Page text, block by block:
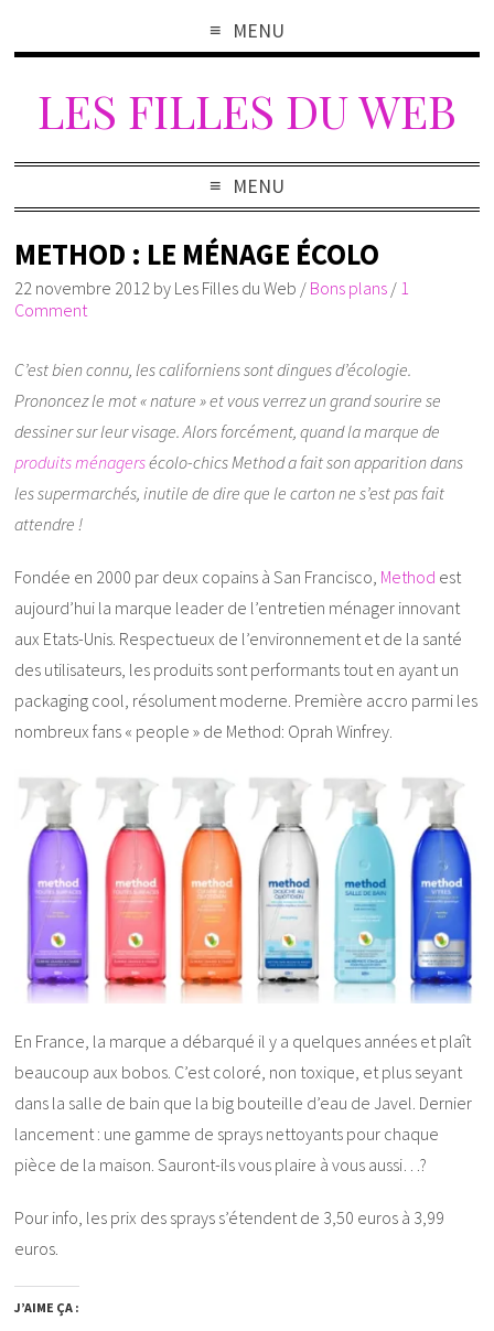
MENU
LES FILLES DU WEB
MENU
METHOD : LE MÉNAGE ÉCOLO
22 novembre 2012 by Les Filles du Web / Bons plans / 1
Comment
C’est bien connu, les californiens sont dingues d’écologie.
Prononcez le mot « nature » et vous verrez un grand sourire se
dessiner sur leur visage. Alors forcément, quand la marque de
produits ménagersécolo-chics Method a fait son apparition dans
les supermarchés, inutile de dire que le carton ne s’est pas fait
attendre !
Fondée en 2000 par deux copains à San Francisco, Method est
aujourd’hui la marque leader de l’entretien ménager innovant
aux Etats-Unis. Respectueux de l’environnement et de la santé
des utilisateurs, les produits sont performants tout en ayant un
packaging cool, résolument moderne. Première accro parmi les
nombreux fans « people » de Method: Oprah Winfrey.
En France, la marque a débarqué il y a quelques années et plaît
beaucoup aux bobos. C’est coloré, non toxique, et plus seyant
dans la salle de bain que la big bouteille d’eau de Javel. Dernier
lancement : une gamme de sprays nettoyants pour chaque
pièce de la maison. Sauront-ils vous plaire à vous aussi…?
Pour info, les prix des sprays s’étendent de 3,50 euros à 3,99
euros.
J’AIME ÇA :